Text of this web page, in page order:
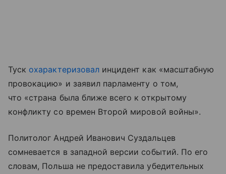
Туск охарактеризовалинцидент как «масштабную
провокацию» и заявил парламенту о том,
что «страна была ближе всего к открытому
конфликту со времен Второй мировой войны».
Политолог Андрей Иванович Суздальцев
сомневается в западной версии событий. По его
словам, Польша не предоставила убедительных